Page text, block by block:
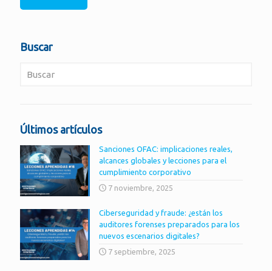
Buscar
Últimos artículos
Sanciones OFAC: implicaciones reales,
alcances globales y lecciones para el
cumplimiento corporativo
7 noviembre, 2025
Ciberseguridad y fraude: ¿están los
auditores forenses preparados para los
nuevos escenarios digitales?
7 septiembre, 2025